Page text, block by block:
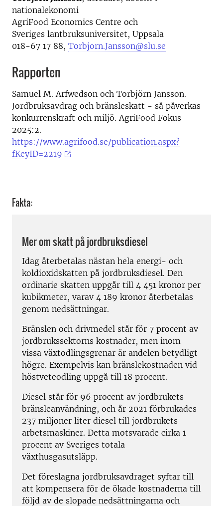
nationalekonomi
AgriFood Economics Centre och
Sveriges lantbruksuniversitet, Uppsala
018-67 17 88, Torbjorn.Jansson@slu.se
Rapporten
Samuel M. Arfwedson och Torbjörn Jansson.
Jordbruksavdrag och bränsleskatt - så påverkas
konkurrenskraft och miljö. AgriFood Fokus
2025:2.
https://www.agrifood.se/publication.aspx?
fKeyID=2219
Fakta:
Mer om skatt på jordbruksdiesel
Idag återbetalas nästan hela energi- och
koldioxidskatten på jordbruksdiesel. Den
ordinarie skatten uppgår till 4 451 kronor per
kubikmeter, varav 4 189 kronor återbetalas
genom nedsättningar.
Bränslen och drivmedel står för 7 procent av
jordbrukssektorns kostnader, men inom
vissa växtodlingsgrenar är andelen betydligt
högre. Exempelvis kan bränslekostnaden vid
höstveteodling uppgå till 18 procent.
Diesel står för 96 procent av jordbrukets
bränsleanvändning, och år 2021 förbrukades
237 miljoner liter diesel till jordbrukets
arbetsmaskiner. Detta motsvarade cirka 1
procent av Sveriges totala
växthusgasutsläpp.
Det föreslagna jordbruksavdraget syftar till
att kompensera för de ökade kostnaderna till
följd av de slopade nedsättningarna och